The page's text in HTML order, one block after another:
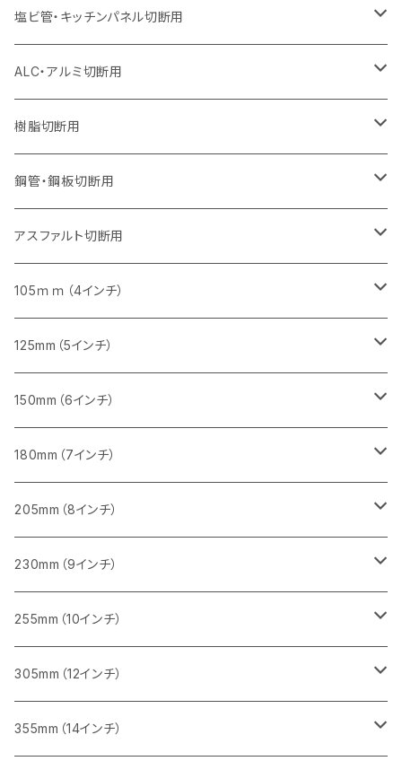
セグメント（特殊凸凹加工チップ）
セグメント
セグメント（特殊凸凹加工チップ）
セグメント
セグメント（特殊凸凹加工チップ）
355mm（14インチ）
セグメント
セグメント（特殊凸凹加工チップ）
セグメントタイプ（一般道路カッター用
305mm（12インチ）
セグメントタイプ
セグメントタイプ（一般道路カッター用
355mm（14インチ）
セグメントタイプ
セグメントタイプ（一般道路カッター用
405mm（16インチ）
セグメントタイプ
セグメントタイプ（一般道路カッター用
455mm（18インチ）
セグメント（一般道路カッター用
セグメントタイプ
305mm（12インチ）
セグメントタイプ
埋設鋳鉄管工事対応タイプ
355mm（14インチ）
セグメントタイプ
埋設鋳鉄管工事対応タイプ
405mm（16インチ）
セグメントタイプ
埋設鋳鉄管工事対応タイプ
ウェーブタイプ
セグメントタイプ
ウェーブタイプ
230mm（9インチ）
セグメントタイプ
ウェーブタイプ
255mm（10インチ）
セグメントタイプ
セグメントタイプ（一般道路カッター用
305mm（12インチ）
セグメント
セグメント（特殊凸凹加工チップ）
355mm（14インチ）
セグメント
セグメント（特殊凸凹加工チップ）
405mm（16インチ）
セグメント
セグメント（一般道路カッター用
473mm（18インチ）
セグメント（一般道路カッター用
セグメントタイプ
180mm（7インチ）
セグメントタイプ
205mm（8インチ）
セグメントタイプ
230mm（9インチ）
セグメントタイプ
255mm（10インチ）
セグメントタイプ
305mm（12インチ）
セグメント
セグメント（特殊凸凹加工チップ）
355mm（14インチ）
セグメント
セグメント（特殊凸凹加工チップ）
405mm（16インチ）
セグメントタイプ
セグメントタイプ
405mm（16インチ）
セグメントタイプ
125ｍｍ（5インチ）
塩ビ管・キッチンパネル切断用
125ｍｍ（5インチ）
ALC・アルミ切断用
305mm（12インチ）
砥石（補強綱入り）
355mm（14インチ）
砥石（補強綱入り）
樹脂切断用
305mm（12インチ）
砥石（補強綱入り）
355mm（14インチ）
砥石（補強綱入り）
鋼管・鋼板切断用
305mm（12インチ）
砥石（補強綱入り）
355mm（14インチ）
砥石（補強綱入り）
アスファルト切断用
255ｍｍ（10インチ）
一般道路カッター用
305ｍｍ（12インチ）
一般道路カッター用
355ｍｍ（14インチ）
一般道路カッター用
405mm（16インチ）
一般道路カッター用
455ｍｍ（18インチ）
一般道路カッター用
105ｍｍ（4インチ）
タイル切断用
みかげ石（御影石）切断用
コンクリート切断用
ブロック切断用
レンガ切断用
インターロッキング切断用
鋳鉄管切断用
ヒューム管・U字溝切断用
125mm（5インチ）
タイル切断用
みかげ石（御影石）切断用
コンクリート切断用
ブロック切断用
レンガ切断用
インターロッキング切断用
鋳鉄管切断用
150mm（6インチ）
みかげ石（御影石）切断用
コンクリート切断用
ブロック切断用
レンガ切断用
インターロッキング切断用
鋳鉄管切断用
180mm（7インチ）
みかげ石（御影石）切断用
コンクリート切断用
ブロック切断用
レンガ切断用
インターロッキング切断用
205mm（8インチ）
みかげ石（御影石）切断用
コンクリート切断用
ブロック切断用
レンガ切断用
230mm（9インチ）
みかげ石（御影石）切断用
コンクリート切断用
ブロック切断用
255mm（10インチ）
コンクリート切断用
一般道路カッター用
ブロック切断用
305mm（12インチ）
みかげ石（御影石）切断用
355mm（14インチ）